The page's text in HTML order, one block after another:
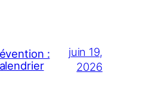
:
juin 19,
2026